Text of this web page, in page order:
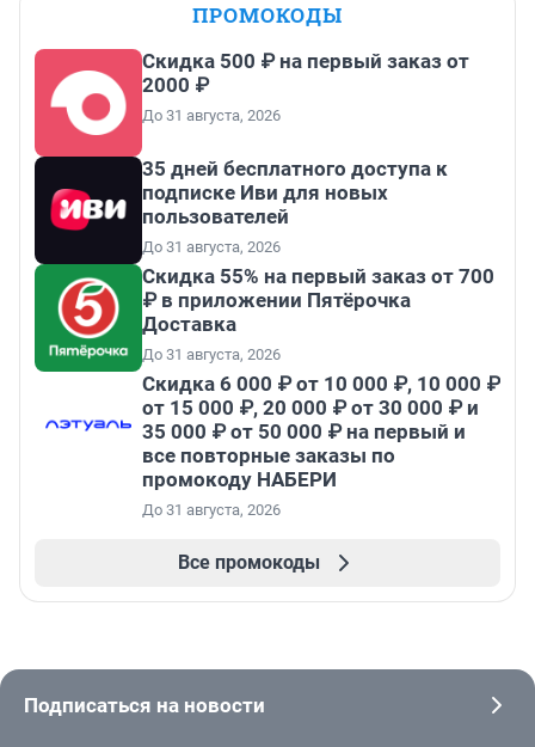
ПРОМОКОДЫ
Скидка 500 ₽ на первый заказ от
2000 ₽
До 31 августа, 2026
35 дней бесплатного доступа к
подписке Иви для новых
пользователей
До 31 августа, 2026
Скидка 55% на первый заказ от 700
₽ в приложении Пятёрочка
Доставка
До 31 августа, 2026
Скидка 6 000 ₽ от 10 000 ₽, 10 000 ₽
от 15 000 ₽, 20 000 ₽ от 30 000 ₽ и
35 000 ₽ от 50 000 ₽ на первый и
все повторные заказы по
промокоду НАБЕРИ
До 31 августа, 2026
Все промокоды
Подписаться на новости